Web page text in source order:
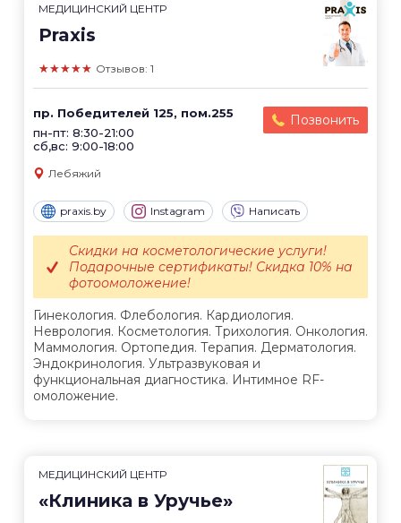
МЕДИЦИНСКИЙ ЦЕНТР
Praxis
★★★★★ Отзывов: 1
пр. Победителей 125, пом.255
пн-пт: 8:30-21:00
сб,вс: 9:00-18:00
Позвонить
Лебяжий
praxis.by Instagram Написать
Гинекология. Флебология. Кардиология.
Неврология. Косметология. Трихология. Онкология.
Маммология. Ортопедия. Терапия. Дерматология.
Эндокринология. Ультразвуковая и
функциональная диагностика. Интимное RF-
омоложение.
Скидки на косметологические услуги!
Подарочные сертификаты! Скидка 10% на
фотоомоложение!
МЕДИЦИНСКИЙ ЦЕНТР
«Клиника в Уручье»